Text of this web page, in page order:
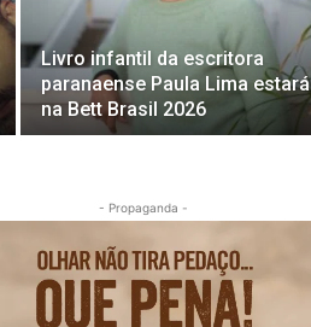
Livro infantil da escritora
paranaense Paula Lima estará
na Bett Brasil 2026
- Propaganda -